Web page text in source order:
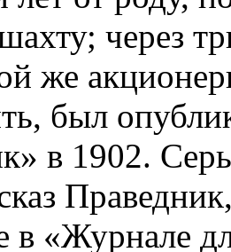
через
же
был
в 1902.
в «Журнале